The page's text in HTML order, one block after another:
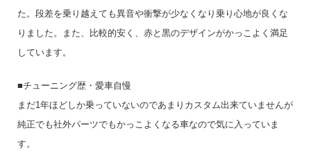
た。段差を乗り越えても異音や衝撃が少なくなり乗り心地が良くな
りました。また、比較的安く、赤と黒のデザインがかっこよく満足
しています。
■チューニング歴・愛車自慢
まだ1年ほどしか乗っていないのであまりカスタム出来ていませんが
純正でも社外パーツでもかっこよくなる車なので気に入っていま
す。